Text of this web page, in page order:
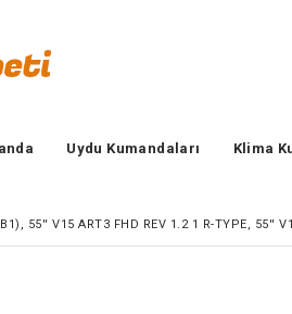
Uydu Kumandaları Klima
55'' V15 ART3 FHD REV 1.2 1 R-TYPE, 55''